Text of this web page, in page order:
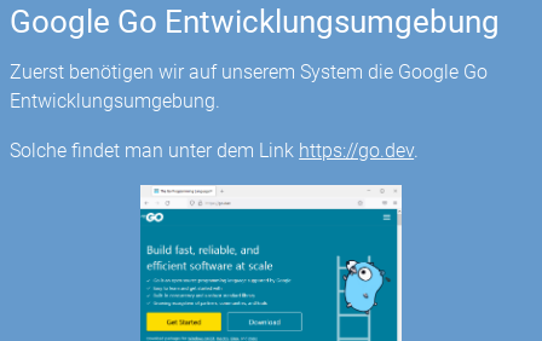
Google Go Entwicklungsumgebung
Zuerst benötigen wir auf unserem System die Google Go
Entwicklungsumgebung.
Solche findet man unter dem Link https://go.dev.